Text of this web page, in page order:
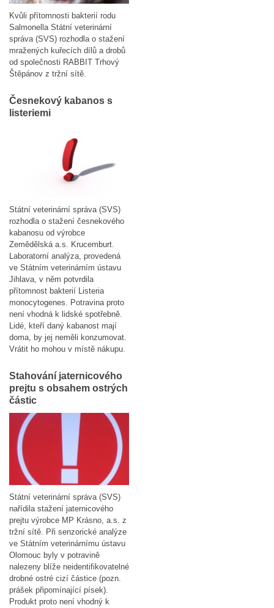
Kvůli přítomnosti bakterií rodu
Salmonella Státní veterinární
správa (SVS) rozhodla o stažení
mražených kuřecích dílů a drobů
od společnosti RABBIT Trhový
Štěpánov z tržní sítě.
Česnekový kabanos s
listeriemi
Státní veterinární správa (SVS)
rozhodla o stažení česnekového
kabanosu od výrobce
Zemědělská a.s. Krucemburt.
Laboratorní analýza, provedená
ve Státním veterinárním ústavu
Jihlava, v něm potvrdila
přítomnost bakterií Listeria
monocytogenes. Potravina proto
není vhodná k lidské spotřebně.
Lidé, kteří daný kabanost mají
doma, by jej neměli konzumovat.
Vrátit ho mohou v místě nákupu.
Stahování jaternicového
prejtu s obsahem ostrých
částic
Státní veterinární správa (SVS)
nařídila stažení jaternicového
prejtu výrobce MP Krásno, a.s. z
tržní sítě. Při senzorické analýze
ve Státním veterinárnímu ústavu
Olomouc byly v potravině
nalezeny blíže neidentifikovatelné
drobné ostré cizí částice (pozn.
prášek připomínající písek).
Produkt proto není vhodný k